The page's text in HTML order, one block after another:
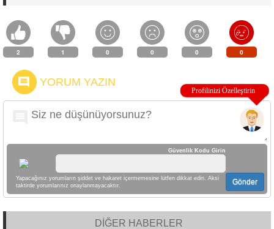
2 1 0 0 0 0
YORUM YAZIN
Güvenlik Kodu Girin
Yapacağınız yorumların şiddet ve hakaret içermemesine lütfen dikkat edin. Aksi
taktirde yorumlarınız onaylanmayacaktır.
Gönder
DİĞER HABERLER